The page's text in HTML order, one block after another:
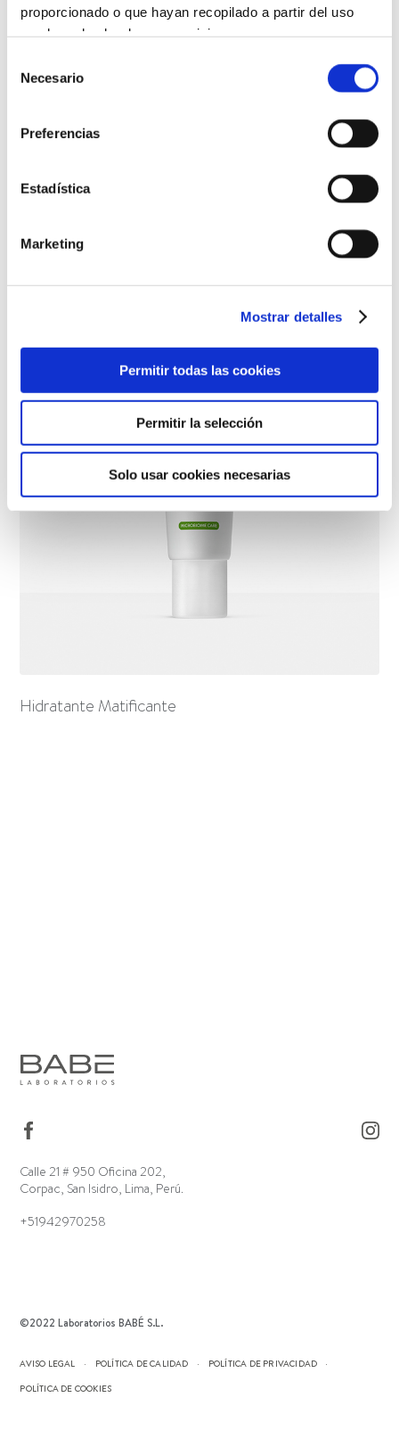
proporcionado o que hayan recopilado a partir del uso
que haya hecho de sus servicios.
Más información
Necesario
Preferencias
Estadística
Marketing
Mostrar detalles
Permitir todas las cookies
Permitir la selección
Solo usar cookies necesarias
Hidratante Matificante
Calle 21 # 950 Oficina 202,
Corpac, San Isidro, Lima, Perú.
+51942970258
©2022 Laboratorios BABÉ S.L.
AVISO LEGAL POLÍTICA DE CALIDAD
POLÍTICA DE PRIVACIDAD
POLÍTICA DE COOKIES